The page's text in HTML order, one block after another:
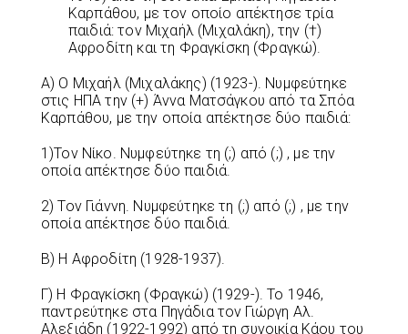
Καρπάθου, με τον οποίο απέκτησε τρία
παιδιά: τον Μιχαήλ (Μιχαλάκη), την (†)
Αφροδίτη και τη Φραγκίσκη (Φραγκώ).
Α) Ο Μιχαήλ (Μιχαλάκης) (1923-). Νυμφεύτηκε
στις ΗΠΑ την (+) Άννα Ματσάγκου από τα Σπόα
Καρπάθου, με την οποία απέκτησε δύο παιδιά:
1)Τον Νίκο. Νυμφεύτηκε τη (;) από (;) , με την
οποία απέκτησε δύο παιδιά.
2) Τον Γιάννη. Νυμφεύτηκε τη (;) από (;) , με την
οποία απέκτησε δύο παιδιά.
Β) Η Αφροδίτη (1928-1937).
Γ) Η Φραγκίσκη (Φραγκώ) (1929-). Το 1946,
παντρεύτηκε στα Πηγάδια τον Γιώργη Αλ.
Αλεξιάδη (1922-1992) από τη συνοικία Κάου του